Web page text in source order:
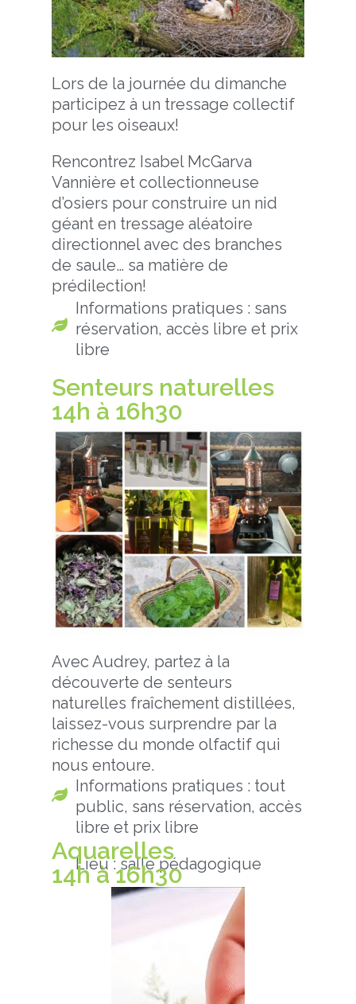
Lors de la journée du dimanche
participez à un tressage collectif
pour les oiseaux!
Rencontrez Isabel McGarva
Vannière et collectionneuse
d’osiers pour construire un nid
géant en tressage aléatoire
directionnel avec des branches
de saule… sa matière de
prédilection!
Informations pratiques : sans
réservation, accès libre et prix
libre
Senteurs naturelles
14h à 16h30
Avec Audrey, partez à la
découverte de senteurs
naturelles fraîchement distillées,
laissez-vous surprendre par la
richesse du monde olfactif qui
nous entoure.
Informations pratiques : tout
public, sans réservation, accès
libre et prix libre
Lieu : salle pédagogique
Aquarelles
14h à 16h30